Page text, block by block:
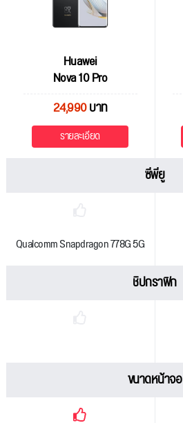
Huawei
Nova 10 Pro
24,990บาท
รายละเอียด
ซีพียู
Qualcomm Snapdragon 778G 5G
ชิปกราฟิก
ขนาดหน้าจอ